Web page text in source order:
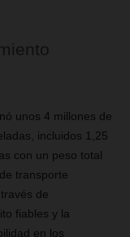
unos 4 millones de
incluidos 1,25
con un peso total
transporte
de
fiables y la
en los